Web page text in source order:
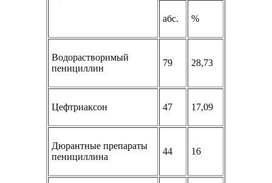
абс. %
Водорастворимый
пенициллин
79 28,73
Цефтриаксон 47 17,09
Дюрантные препараты
пенициллина
44 16